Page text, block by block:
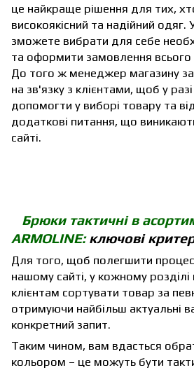
це найкраще рішення для тих,
високоякісний та надійний одяг.
зможете вибрати для себе
та оформити замовлення всього
До того ж менеджер магазину
на зв'язку з клієнтами, щоб у
допомогти у виборі товару та
додаткові питання, що
сайті.
Брюки тактичні в
ARMOLINE:ключові
Для того, щоб полегшити
нашому сайті, у кожному
клієнтам сортувати товар за
отримуючи найбільш актуальні
конкретний запит.
Таким чином, вам вдасться
кольором – це можуть бути